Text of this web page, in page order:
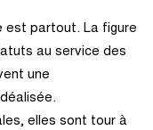
est partout. La figure
au service des
une
elles sont tour à